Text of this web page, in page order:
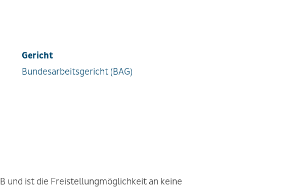
Gericht
Bundesarbeitsgericht (BAG)
und ist die Freistellungmöglichkeit an keine